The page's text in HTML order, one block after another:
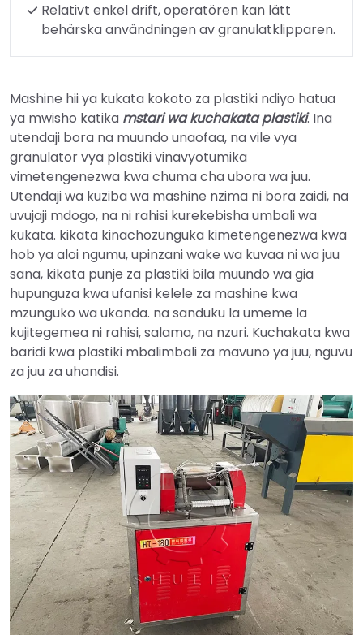
Relativt enkel drift, operatören kan lätt
behärska användningen av granulatklipparen.
Mashine hii ya kukata kokoto za plastiki ndiyo hatua
ya mwisho katika mstari wa kuchakata plastiki. Ina
utendaji bora na muundo unaofaa, na vile vya
granulator vya plastiki vinavyotumika
vimetengenezwa kwa chuma cha ubora wa juu.
Utendaji wa kuziba wa mashine nzima ni bora zaidi, na
uvujaji mdogo, na ni rahisi kurekebisha umbali wa
kukata. kikata kinachozunguka kimetengenezwa kwa
hob ya aloi ngumu, upinzani wake wa kuvaa ni wa juu
sana, kikata punje za plastiki bila muundo wa gia
hupunguza kwa ufanisi kelele za mashine kwa
mzunguko wa ukanda. na sanduku la umeme la
kujitegemea ni rahisi, salama, na nzuri. Kuchakata kwa
baridi kwa plastiki mbalimbali za mavuno ya juu, nguvu
za juu za uhandisi.